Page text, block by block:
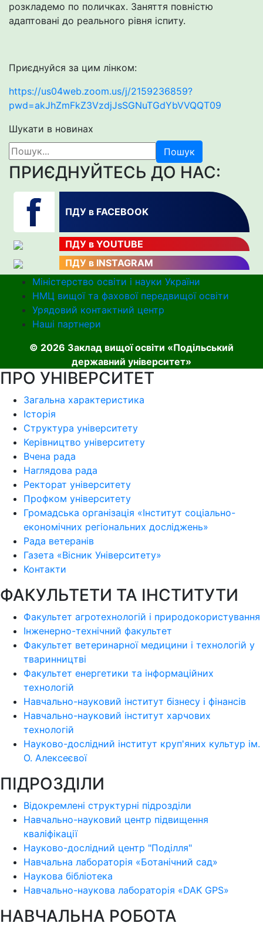
розкладемо по поличках. Заняття повністю
адаптовані до реального рівня іспиту.
Приєднуйся за цим лінком:
https://us04web.zoom.us/j/2159236859?
pwd=akJhZmFkZ3VzdjJsSGNuTGdYbVVQQT09
Шукати в новинах
Пошук
ПРИЄДНУЙТЕСЬ ДО НАС:
ПДУ в FACEBOOK
ПДУ в YOUTUBE
ПДУ в INSTAGRAM
Міністерство освіти і науки України
НМЦ вищої та фахової передвищої освіти
Урядовий контактний центр
Наші партнери
© 2026 Заклад вищої освіти «Подільський
державний університет»
ПРО УНІВЕРСИТЕТ
Загальна характеристика
Історія
Структура університету
Керівництво університету
Вчена рада
Наглядова рада
Ректорат університету
Профком університету
Громадська організація «Інститут соціально-
економічних регіональних досліджень»
Рада ветеранів
Газета «Вісник Університету»
Контакти
ФАКУЛЬТЕТИ ТА ІНСТИТУТИ
Факультет агротехнологій і природокористування
Інженерно-технічний факультет
Факультет ветеринарної медицини і технологій у
тваринництві
Факультет енергетики та інформаційних
технологій
Навчально-науковий інститут бізнесу і фінансів
Навчально-науковий інститут харчових
технологій
Науково-дослідний інститут круп'яних культур ім.
О. Алексеєвої
ПІДРОЗДІЛИ
Відокремлені структурні підрозділи
Навчально-науковий центр підвищення
кваліфікації
Науково-дослідний центр "Поділля"
Навчальна лабораторія «Ботанічний сад»
Наукова бібліотека
Навчально-наукова лабораторія «DAK GPS»
НАВЧАЛЬНА РОБОТА